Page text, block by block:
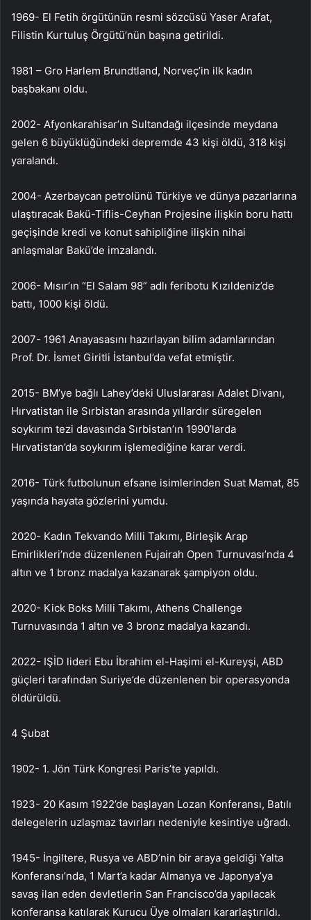
1969- El Fetih örgütünün resmi sözcüsü Yaser Arafat,
Filistin Kurtuluş Örgütü’nün başına getirildi.
1981 – Gro Harlem Brundtland, Norveç’in ilk kadın
başbakanı oldu.
2002- Afyonkarahisar’ın Sultandağı ilçesinde meydana
gelen 6 büyüklüğündeki depremde 43 kişi öldü, 318 kişi
yaralandı.
2004- Azerbaycan petrolünü Türkiye ve dünya pazarlarına
ulaştıracak Bakü-Tiflis-Ceyhan Projesine ilişkin boru hattı
geçişinde kredi ve konut sahipliğine ilişkin nihai
anlaşmalar Bakü’de imzalandı.
2006- Mısır’ın “El Salam 98” adlı feribotu Kızıldeniz’de
battı, 1000 kişi öldü.
2007- 1961 Anayasasını hazırlayan bilim adamlarından
Prof. Dr. İsmet Giritli İstanbul’da vefat etmiştir.
2015- BM’ye bağlı Lahey’deki Uluslararası Adalet Divanı,
Hırvatistan ile Sırbistan arasında yıllardır süregelen
soykırım tezi davasında Sırbistan’ın 1990’larda
Hırvatistan’da soykırım işlemediğine karar verdi.
2016- Türk futbolunun efsane isimlerinden Suat Mamat, 85
yaşında hayata gözlerini yumdu.
2020- Kadın Tekvando Milli Takımı, Birleşik Arap
Emirlikleri’nde düzenlenen Fujairah Open Turnuvası’nda 4
altın ve 1 bronz madalya kazanarak şampiyon oldu.
2020- Kick Boks Milli Takımı, Athens Challenge
Turnuvasında 1 altın ve 3 bronz madalya kazandı.
2022- IŞİD lideri Ebu İbrahim el-Haşimi el-Kureyşi, ABD
güçleri tarafından Suriye’de düzenlenen bir operasyonda
öldürüldü.
4 Şubat
1902- 1. Jön Türk Kongresi Paris’te yapıldı.
1923- 20 Kasım 1922’de başlayan Lozan Konferansı, Batılı
delegelerin uzlaşmaz tavırları nedeniyle kesintiye uğradı.
1945- İngiltere, Rusya ve ABD’nin bir araya geldiği Yalta
Konferansı’nda, 1 Mart’a kadar Almanya ve Japonya’ya
savaş ilan eden devletlerin San Francisco’da yapılacak
konferansa katılarak Kurucu Üye olmaları kararlaştırıldı.